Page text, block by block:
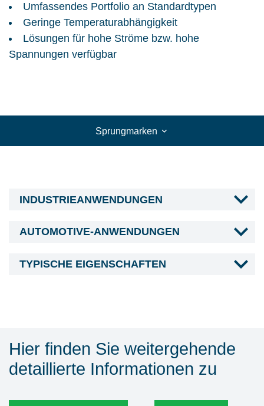
Umfassendes Portfolio an Standardtypen
Geringe Temperaturabhängigkeit
Lösungen für hohe Ströme bzw. hohe
Spannungen verfügbar
Sprungmarken
INDUSTRIEANWENDUNGEN
AUTOMOTIVE-ANWENDUNGEN
TYPISCHE EIGENSCHAFTEN
Hier finden Sie weitergehende
detaillierte Informationen zu